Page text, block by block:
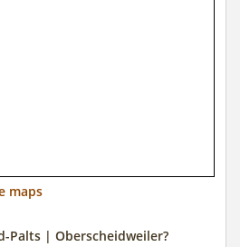
maps
Palts | Oberscheidweiler?